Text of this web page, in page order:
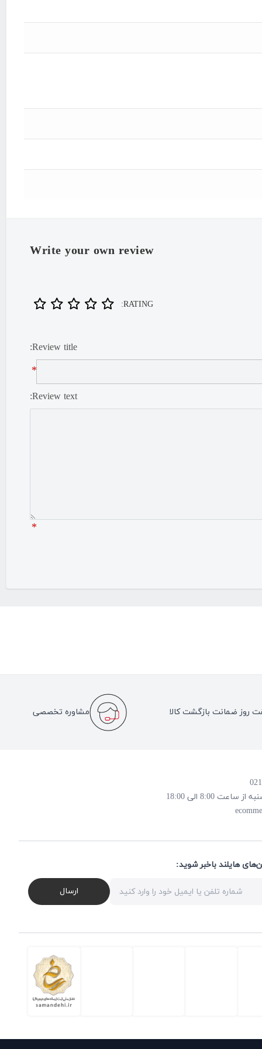
Write your own review
RATING:
Review title:
*
Review text:
*
روز ضمانت بازگشت کالا مشاوره تخصصی
8:00 الی 18:00
هایلند باخبر شوید:
ارسال